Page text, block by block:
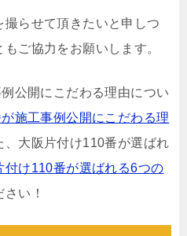
らせて頂きたいと申しつ
ご協力をお願いします。
公開にこだわる理由につい
施工事例公開にこだわる理
、大阪片付け110番が選ばれ
付け110番が選ばれる6つの
い！